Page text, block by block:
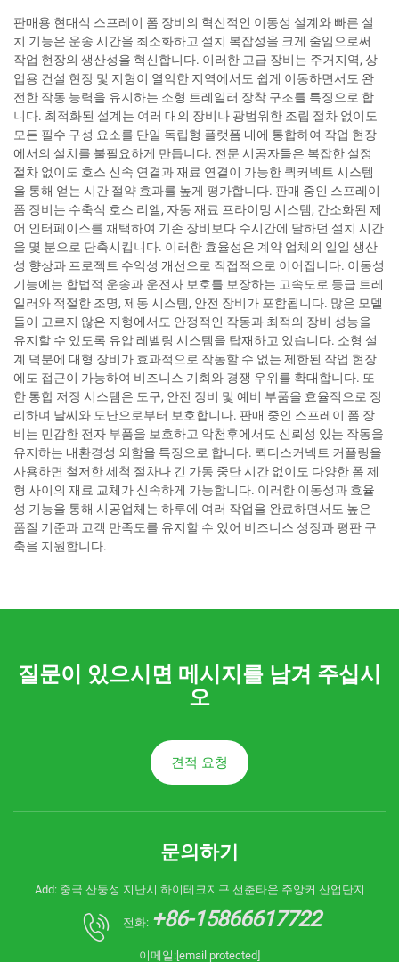
판매용 현대식 스프레이 폼 장비의 혁신적인 이동성 설계와 빠른 설
치 기능은 운송 시간을 최소화하고 설치 복잡성을 크게 줄임으로써
작업 현장의 생산성을 혁신합니다. 이러한 고급 장비는 주거지역, 상
업용 건설 현장 및 지형이 열악한 지역에서도 쉽게 이동하면서도 완
전한 작동 능력을 유지하는 소형 트레일러 장착 구조를 특징으로 합
니다. 최적화된 설계는 여러 대의 장비나 광범위한 조립 절차 없이도
모든 필수 구성 요소를 단일 독립형 플랫폼 내에 통합하여 작업 현장
에서의 설치를 불필요하게 만듭니다. 전문 시공자들은 복잡한 설정
절차 없이도 호스 신속 연결과 재료 연결이 가능한 퀵커넥트 시스템
을 통해 얻는 시간 절약 효과를 높게 평가합니다. 판매 중인 스프레이
폼 장비는 수축식 호스 리엘, 자동 재료 프라이밍 시스템, 간소화된 제
어 인터페이스를 채택하여 기존 장비보다 수시간에 달하던 설치 시간
을 몇 분으로 단축시킵니다. 이러한 효율성은 계약 업체의 일일 생산
성 향상과 프로젝트 수익성 개선으로 직접적으로 이어집니다. 이동성
기능에는 합법적 운송과 운전자 보호를 보장하는 고속도로 등급 트레
일러와 적절한 조명, 제동 시스템, 안전 장비가 포함됩니다. 많은 모델
들이 고르지 않은 지형에서도 안정적인 작동과 최적의 장비 성능을
유지할 수 있도록 유압 레벨링 시스템을 탑재하고 있습니다. 소형 설
계 덕분에 대형 장비가 효과적으로 작동할 수 없는 제한된 작업 현장
에도 접근이 가능하여 비즈니스 기회와 경쟁 우위를 확대합니다. 또
한 통합 저장 시스템은 도구, 안전 장비 및 예비 부품을 효율적으로 정
리하며 날씨와 도난으로부터 보호합니다. 판매 중인 스프레이 폼 장
비는 민감한 전자 부품을 보호하고 악천후에서도 신뢰성 있는 작동을
유지하는 내환경성 외함을 특징으로 합니다. 퀵디스커넥트 커플링을
사용하면 철저한 세척 절차나 긴 가동 중단 시간 없이도 다양한 폼 제
형 사이의 재료 교체가 신속하게 가능합니다. 이러한 이동성과 효율
성 기능을 통해 시공업체는 하루에 여러 작업을 완료하면서도 높은
품질 기준과 고객 만족도를 유지할 수 있어 비즈니스 성장과 평판 구
축을 지원합니다.
질문이 있으시면 메시지를 남겨 주십시
오
견적 요청
문의하기
Add: 중국 산둥성 지난시 하이테크지구 선춘타운 주앙커 산업단지
전화: +86-15866617722
이메일:[email protected]